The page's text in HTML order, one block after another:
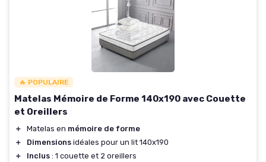
🔥 POPULAIRE
Matelas Mémoire de Forme 140x190 avec Couette
et Oreillers
＋ Matelas en mémoire de forme
＋
Dimensions idéales pour un lit 140x190
＋
Inclus : 1 couette et 2 oreillers